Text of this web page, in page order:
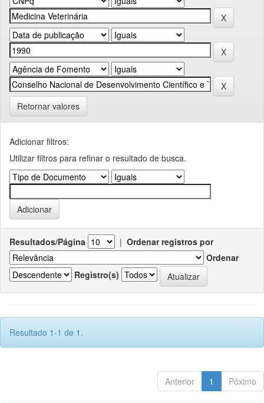
Retornar valores
Adicionar filtros:
Utilizar filtros para refinar o resultado de busca.
Resultados/Página | Ordenar registros por
Ordenar
Registro(s)
Resultado 1-1 de 1.
Anterior 1 Póximo